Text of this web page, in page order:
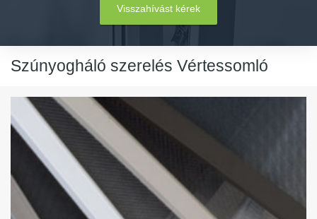
Visszahívást kérek
Szúnyogháló szerelés Vértessomló